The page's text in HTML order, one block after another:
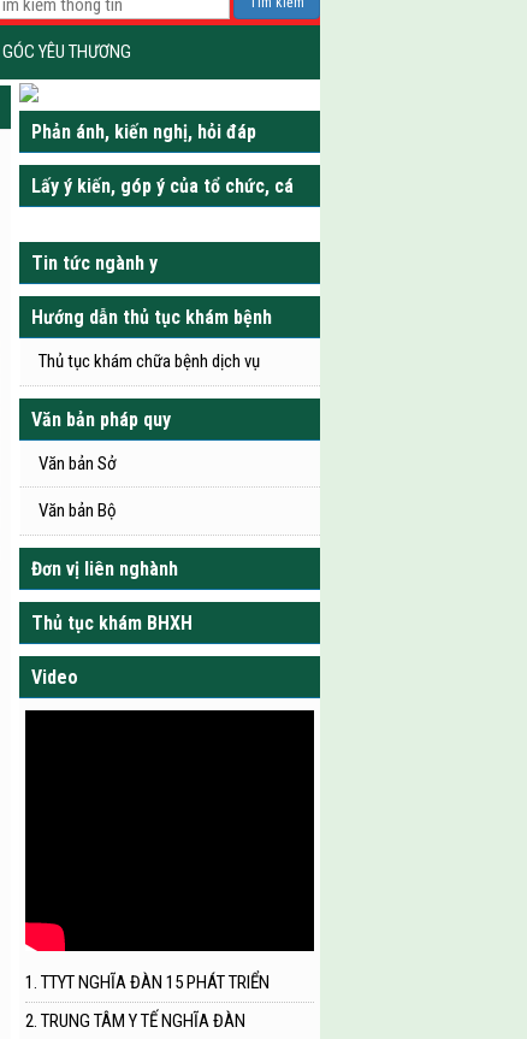
GÓC YÊU THƯƠNG
Phản ánh, kiến nghị, hỏi đáp
Lấy ý kiến, góp ý của tổ chức, cá
Tin tức ngành y
Hướng dẫn thủ tục khám bệnh
Thủ tục khám chữa bệnh dịch vụ
Văn bản pháp quy
Văn bản Sở
Văn bản Bộ
Đơn vị liên nghành
Thủ tục khám BHXH
Video
1. TTYT NGHĨA ĐÀN 15 PHÁT TRIỂN
2. TRUNG TÂM Y TẾ NGHĨA ĐÀN